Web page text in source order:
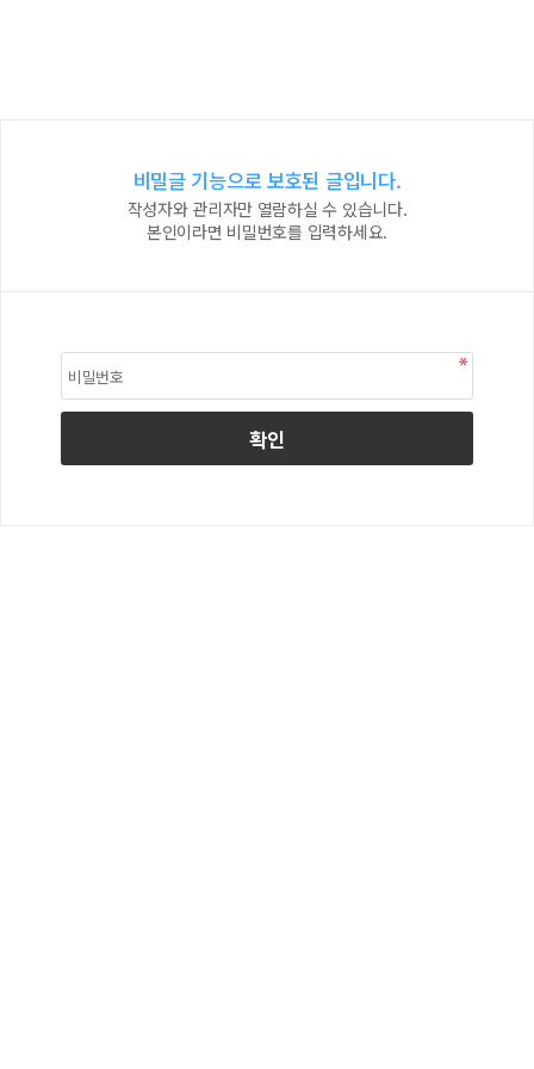
비밀글 기능으로 보호된 글입니다.
작성자와 관리자만 열람하실 수 있습니다.
본인이라면 비밀번호를 입력하세요.